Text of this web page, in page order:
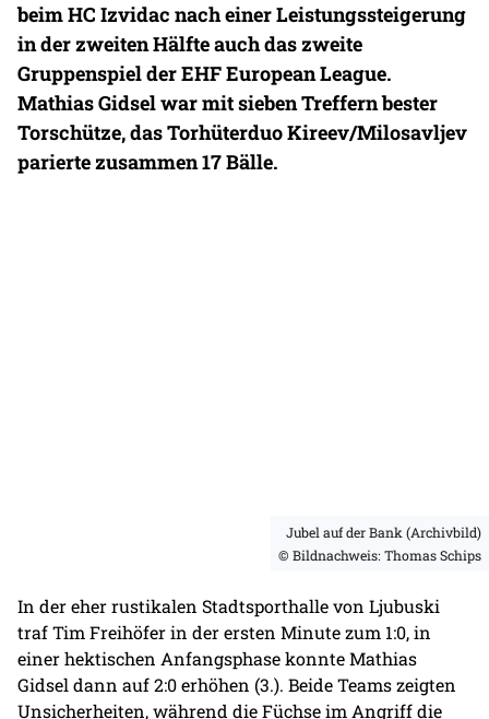
beim HC Izvidac nach einer Leistungssteigerung
in der zweiten Hälfte auch das zweite
Gruppenspiel der EHF European League.
Mathias Gidsel war mit sieben Treffern bester
Torschütze, das Torhüterduo Kireev/Milosavljev
parierte zusammen 17 Bälle.
Jubel auf der Bank (Archivbild)
© Bildnachweis: Thomas Schips
In der eher rustikalen Stadtsporthalle von Ljubuski
traf Tim Freihöfer in der ersten Minute zum 1:0, in
einer hektischen Anfangsphase konnte Mathias
Gidsel dann auf 2:0 erhöhen (3.). Beide Teams zeigten
Unsicherheiten, während die Füchse im Angriff die